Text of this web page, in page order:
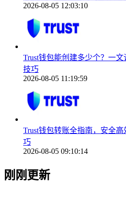
2026-08-05 12:03:10
Trust钱包能创建多少个？一
技巧
2026-08-05 11:19:59
Trust钱包转账全指南，安全
巧
2026-08-05 09:10:14
刚刚更新